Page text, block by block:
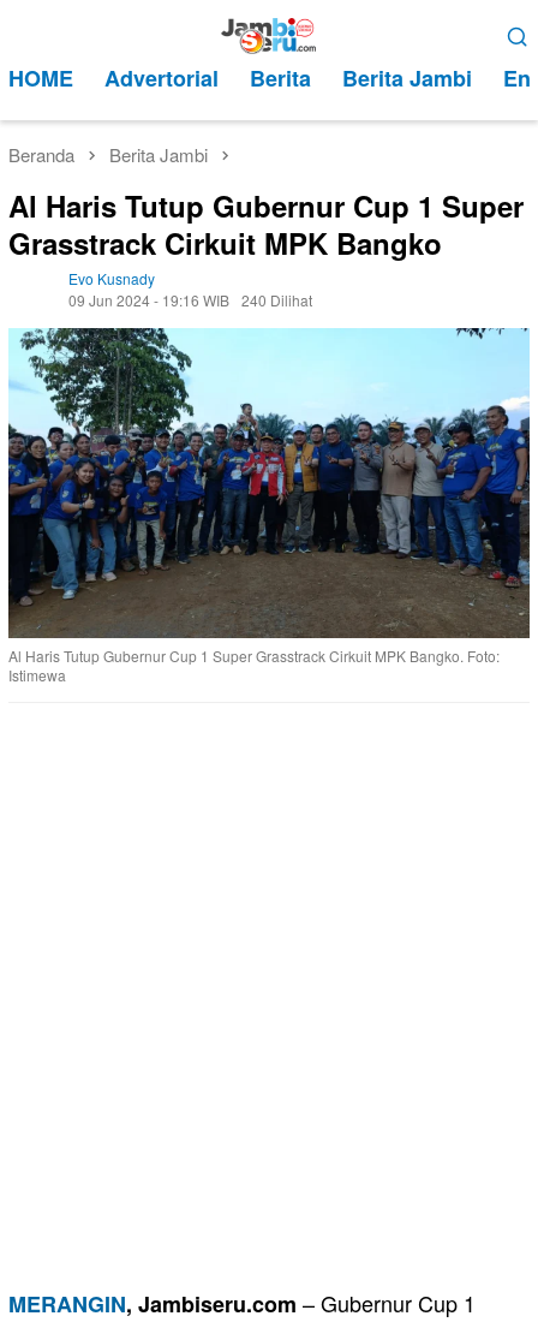
kontenMobile
HOME Advertorial Berita Berita Jambi
Beranda Berita Jambi
Al Haris Tutup Gubernur Cup 1 Super
Grasstrack Cirkuit MPK Bangko
Evo Kusnady
09 Jun 2024 - 19:16 WIB 240 Dilihat
Al Haris Tutup Gubernur Cup 1 Super Grasstrack Cirkuit MPK Bangko. Foto:
Istimewa
MERANGIN, Jambiseru.com – Gubernur Cup 1